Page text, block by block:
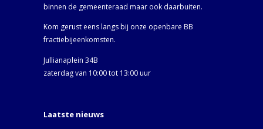
binnen de gemeenteraad maar ook daarbuiten.
Kom gerust eens langs bij onze openbare BB
fractiebijeenkomsten.
Jullianaplein 34B
zaterdag van 10:00 tot 13:00 uur
Laatste nieuws